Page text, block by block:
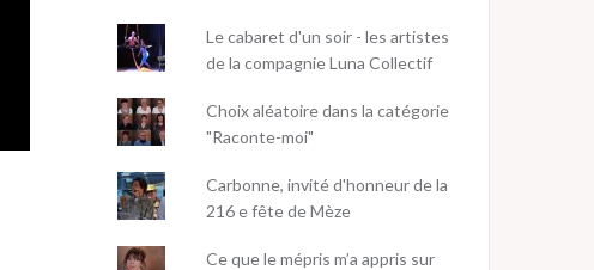
Le cabaret d'un soir - les artistes
de la compagnie Luna Collectif
Choix aléatoire dans la catégorie
"Raconte-moi"
Carbonne, invité d'honneur de la
216 e fête de Mèze
Ce que le mépris m’a appris sur